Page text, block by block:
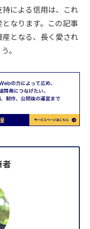
による信用は、これ
なります。この記事
となる、長く愛され
。
者